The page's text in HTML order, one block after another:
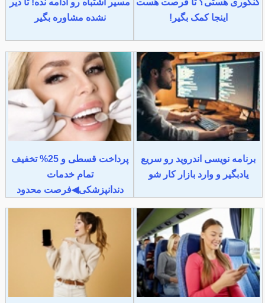
کنکوری هستی؟ تا فرصت هست
اینجا کمک بگیر!
مسیر اشتباه رو ادامه نده! تا دیر
نشده مشاوره بگیر
برنامه نویسی اندروید رو سریع
یادبگیر و وارد بازار کار شو
پرداخت قسطی و 25% تخفیف
تمام خدمات
دندانپزشکی◀فرصت محدود